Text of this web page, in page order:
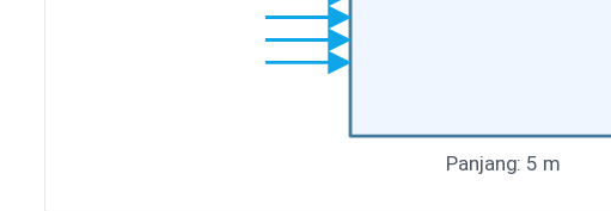
Panjang: 5 m